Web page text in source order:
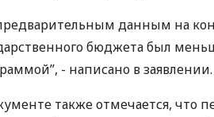
данным на
бюджета был
- написано в заявлении.
также отмечается, что